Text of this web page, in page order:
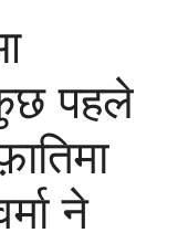
पहले
ने